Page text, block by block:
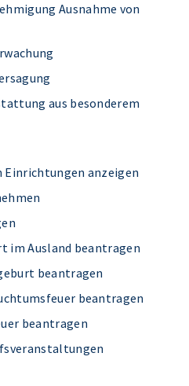
Ausnahme von
aus besonderem
Einrichtungen anzeigen
im Ausland beantragen
beantragen
beantragen
beantragen